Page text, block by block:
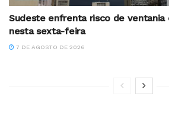
Sudeste enfrenta risco de ventania
nesta sexta-feira
7 DE AGOSTO DE 2026